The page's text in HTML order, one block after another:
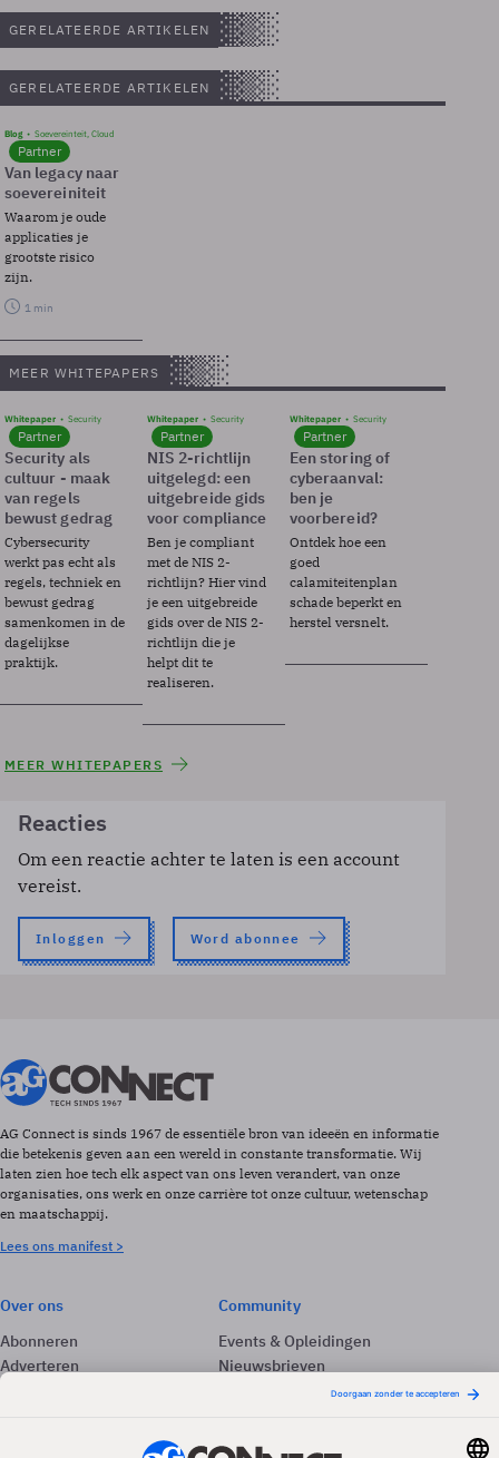
GERELATEERDE ARTIKELEN
GERELATEERDE ARTIKELEN
Blog Soevereinteit, Cloud
Partner
Van legacy naar
soevereiniteit
Waarom je oude
applicaties je
grootste risico
zijn.
1 min
MEER WHITEPAPERS
Whitepaper Security
Partner
Security als
cultuur - maak
van regels
bewust gedrag
Cybersecurity
werkt pas echt als
regels, techniek en
bewust gedrag
samenkomen in de
dagelijkse
praktijk.
Whitepaper Security
Partner
NIS 2-richtlijn
uitgelegd: een
uitgebreide gids
voor compliance
Ben je compliant
met de NIS 2-
richtlijn? Hier vind
je een uitgebreide
gids over de NIS 2-
richtlijn die je
helpt dit te
realiseren.
Whitepaper Security
Partner
Een storing of
cyberaanval:
ben je
voorbereid?
Ontdek hoe een
goed
calamiteitenplan
schade beperkt en
herstel versnelt.
MEER WHITEPAPERS
Reacties
Om een reactie achter te laten is een account
vereist.
Inloggen Word abonnee
AG Connect is sinds 1967 de essentiële bron van ideeën en informatie
die betekenis geven aan een wereld in constante transformatie. Wij
laten zien hoe tech elk aspect van ons leven verandert, van onze
organisaties, ons werk en onze carrière tot onze cultuur, wetenschap
en maatschappij.
Lees ons manifest >
Over ons
Abonneren
Adverteren
Community
Events & Opleidingen
Nieuwsbrieven